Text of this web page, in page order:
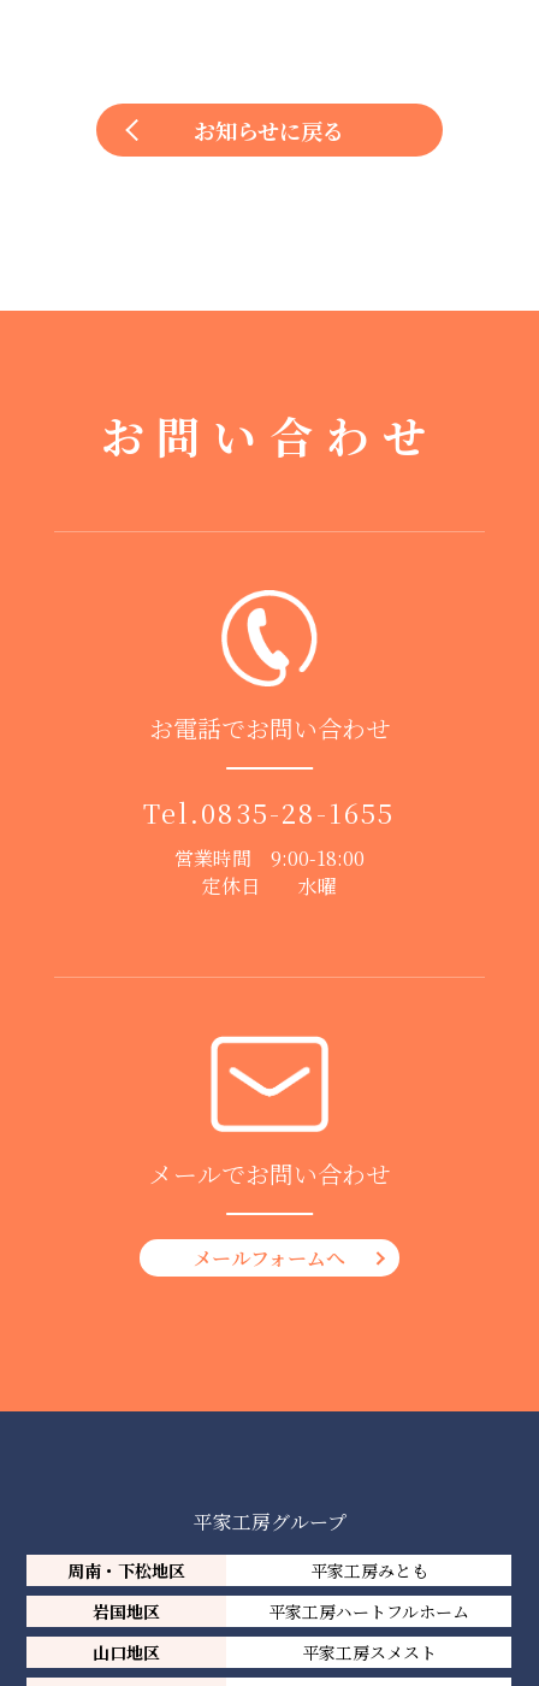
お知らせに戻る
お問い合わせ
お電話でお問い合わせ
Tel.0835-28-1655
営業時間 9:00-18:00
定休日 水曜
メールでお問い合わせ
メールフォームへ
平家工房グループ
周南・下松地区
平家工房みとも
岩国地区
平家工房ハートフルホーム
山口地区
平家工房スメスト